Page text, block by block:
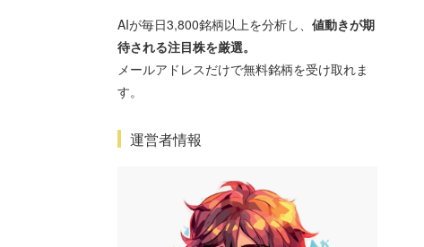
AIが毎日3,800銘柄以上を分析し、 値動きが期
待される注目株を厳選。
メールアドレスだけで無料銘柄を受け取れま
す。
運営者情報